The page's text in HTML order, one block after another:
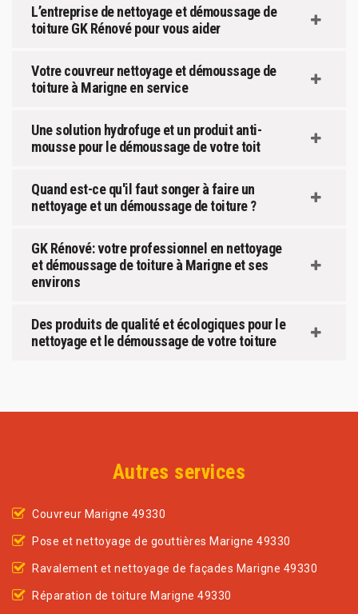
L’entreprise de nettoyage et démoussage de
toiture GK Rénové pour vous aider
Votre couvreur nettoyage et démoussage de
toiture à Marigne en service
Une solution hydrofuge et un produit anti-
mousse pour le démoussage de votre toit
Quand est-ce qu'il faut songer à faire un
nettoyage et un démoussage de toiture ?
GK Rénové: votre professionnel en nettoyage
et démoussage de toiture à Marigne et ses
environs
Des produits de qualité et écologiques pour le
nettoyage et le démoussage de votre toiture
Autres services
Couvreur Marigne 49330
Pose et nettoyage de gouttières Marigne 49330
Ravalement et nettoyage de façades Marigne 49330
Réparation de toiture Marigne 49330